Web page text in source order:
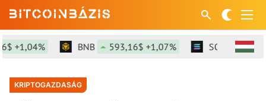
BNB 593,16$ +1,07% SOL 74,56$
KRIPTOGAZDASÁG